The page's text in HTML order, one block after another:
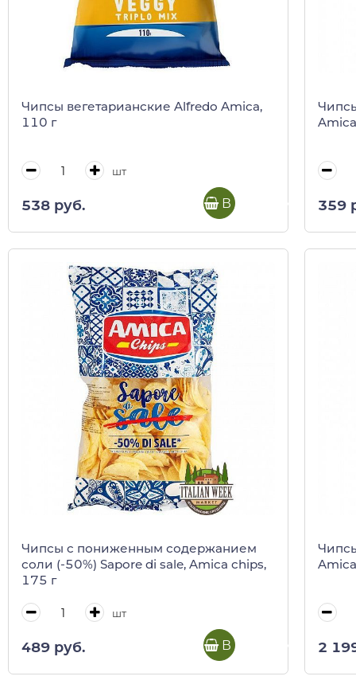
Чипсы вегетарианские Alfredo Amica,
110 г
шт
538 руб. В корзину 359
Чипсы c пониженным содержанием
соли (-50%) Sapore di sale, Amica chips,
175 г
шт
489 руб. В корзину 2